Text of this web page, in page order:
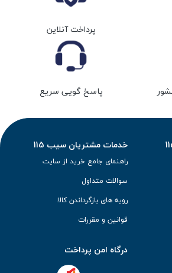
پرداخت آنلاین
پاسخ گویی سریع
خدمات مشتریان سیب 115
راهنمای جامع خرید از سایت
سوالات متداول
رویه های بازگرداندن کالا
قوانین و مقررات
درگاه امن پرداخت